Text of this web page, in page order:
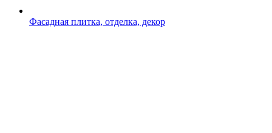
Фасадная плитка, отделка, декор